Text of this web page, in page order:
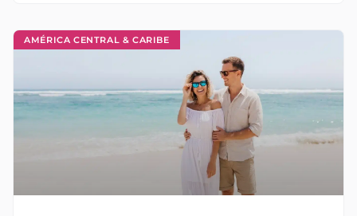
AMÉRICA CENTRAL & CARIBE